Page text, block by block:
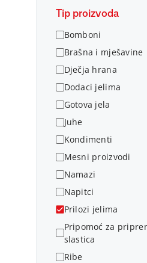
Tip proizvoda
Bomboni
Brašna i mješavine
Dječja hrana
Dodaci jelima
Gotova jela
Juhe
Kondimenti
Mesni proizvodi
Namazi
Napitci
Prilozi jelima
Pripomoć za
slastica
Ribe